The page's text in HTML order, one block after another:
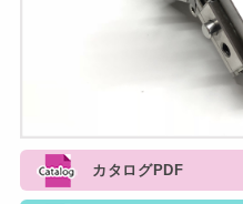
カタログPDF